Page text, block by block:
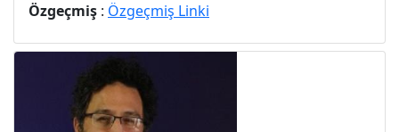
Özgeçmiş : Özgeçmiş Linki